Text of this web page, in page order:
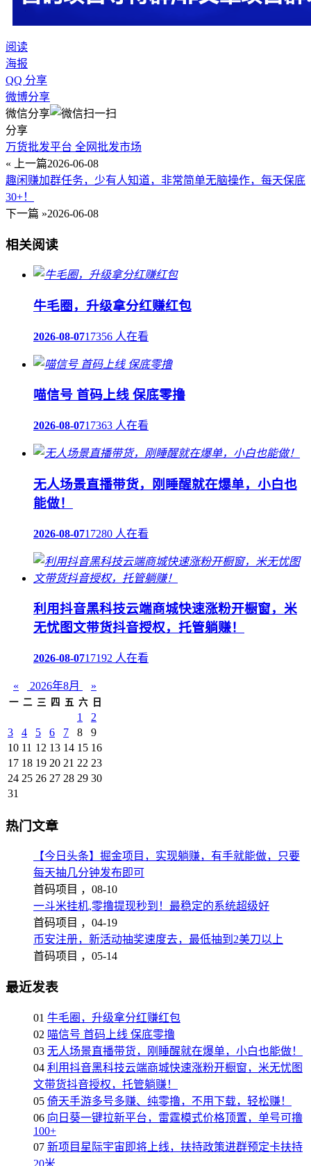
阅读
海报
QQ 分享
微博分享
微信分享
分享
万货批发平台 全网批发市场
« 上一篇2026-06-08
趣闲赚加群任务，少有人知道，非常简单无脑操作，每天保底
30+！
下一篇 »2026-06-08
相关阅读
牛毛圈，升级拿分红赚红包
2026-08-0717356 人在看
喵信号 首码上线 保底零撸
2026-08-0717363 人在看
无人场景直播带货，刚睡醒就在爆单，小白也
能做！
2026-08-0717280 人在看
利用抖音黑科技云端商城快速涨粉开橱窗，米
无忧图文带货抖音授权，托管躺赚！
2026-08-0717192 人在看
« 2026年8月 »
一 二 三 四 五 六 日
1
2
3
4 5 6 7 8
9
10 11 12 13 14 15 16
17 18 19 20 21 22 23
24 25 26 27 28 29 30
31
热门文章
【今日头条】掘金项目，实现躺赚，有手就能做，只要
每天抽几分钟发布即可
首码项目 ， 08-10
一斗米挂机,零撸提现秒到！最稳定的系统超级好
首码项目 ， 04-19
币安注册，新活动抽奖速度去，最低抽到2美刀以上
首码项目 ， 05-14
最近发表
01 牛毛圈，升级拿分红赚红包
02 喵信号 首码上线 保底零撸
03 无人场景直播带货，刚睡醒就在爆单，小白也能做！
04 利用抖音黑科技云端商城快速涨粉开橱窗，米无忧图
文带货抖音授权，托管躺赚！
05 倚天手游多号多赚、纯零撸，不用下载，轻松赚！
06 向日葵一键拉新平台，雷霆模式价格顶置，单号可撸
100+
07 新项目星际宇宙即将上线，扶持政策进群预定卡扶持
20米